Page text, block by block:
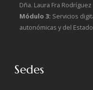
Dña. Laura Fra Rodríguez
Módulo 3: Servicios
autonómicas y del
Sedes